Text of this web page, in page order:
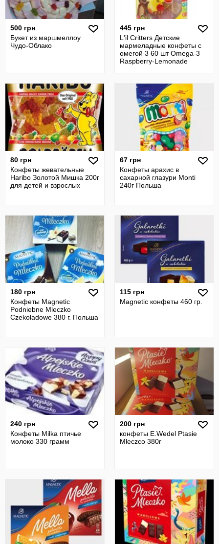
500 грн
Букет из маршмеллоу
Чудо-Облако
445 грн
L'il Critters Детские
мармеладные конфеты с
омегой 3 60 шт Omega-3
Raspberry-Lemonade
80 грн
Конфеты жевательные
Haribo Золотой Мишка 200г
для детей и взрослых
67 грн
Конфеты арахис в
сахарной глазури Monti
240г Польша
180 грн
Конфеты Magnetic
Podniebne Mleczko
Czekoladowe 380 г. Польша
115 грн
Magnetic конфеты 460 гр.
240 грн
Конфеты Milka птичье
молоко 330 грамм
200 грн
конфеты E.Wedel Ptasie
Mleczco 380г